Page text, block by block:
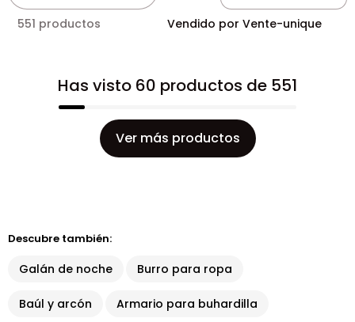
551 productos Vendido por Vente-unique
Has visto 60 productos de 551
Ver más productos
Descubre también:
Galán de noche Burro para ropa
Baúl y arcón Armario para buhardilla